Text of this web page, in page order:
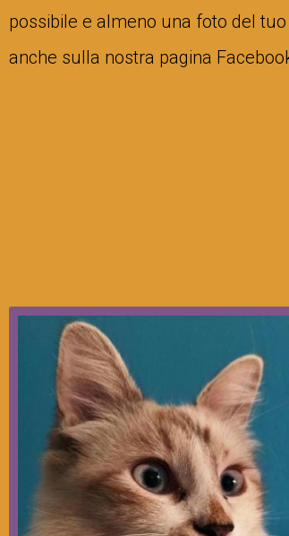
possibile e almeno una foto del
anche sulla nostra pagina